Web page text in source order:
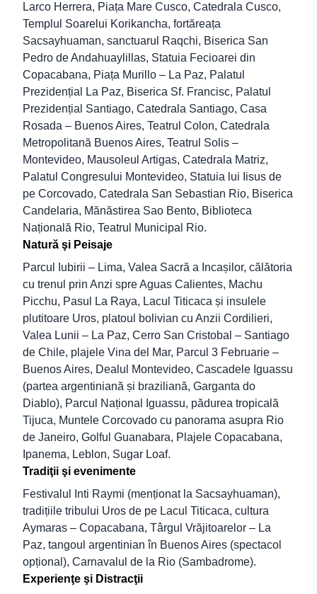
Larco Herrera, Piața Mare Cusco, Catedrala Cusco,
Templul Soarelui Korikancha, fortăreața
Sacsayhuaman, sanctuarul Raqchi, Biserica San
Pedro de Andahuaylillas, Statuia Fecioarei din
Copacabana, Piața Murillo – La Paz, Palatul
Prezidențial La Paz, Biserica Sf. Francisc, Palatul
Prezidențial Santiago, Catedrala Santiago, Casa
Rosada – Buenos Aires, Teatrul Colon, Catedrala
Metropolitană Buenos Aires, Teatrul Solis –
Montevideo, Mausoleul Artigas, Catedrala Matriz,
Palatul Congresului Montevideo, Statuia lui Iisus de
pe Corcovado, Catedrala San Sebastian Rio, Biserica
Candelaria, Mănăstirea Sao Bento, Biblioteca
Națională Rio, Teatrul Municipal Rio.
Natură şi Peisaje
Parcul Iubirii – Lima, Valea Sacră a Incașilor, călătoria
cu trenul prin Anzi spre Aguas Calientes, Machu
Picchu, Pasul La Raya, Lacul Titicaca și insulele
plutitoare Uros, platoul bolivian cu Anzii Cordilieri,
Valea Lunii – La Paz, Cerro San Cristobal – Santiago
de Chile, plajele Vina del Mar, Parcul 3 Februarie –
Buenos Aires, Dealul Montevideo, Cascadele Iguassu
(partea argentiniană și braziliană, Garganta do
Diablo), Parcul Național Iguassu, pădurea tropicală
Tijuca, Muntele Corcovado cu panorama asupra Rio
de Janeiro, Golful Guanabara, Plajele Copacabana,
Ipanema, Leblon, Sugar Loaf.
Tradiţii şi evenimente
Festivalul Inti Raymi (menționat la Sacsayhuaman),
tradițiile tribului Uros de pe Lacul Titicaca, cultura
Aymaras – Copacabana, Târgul Vrăjitoarelor – La
Paz, tangoul argentinian în Buenos Aires (spectacol
opțional), Carnavalul de la Rio (Sambadrome).
Experienţe şi Distracţii